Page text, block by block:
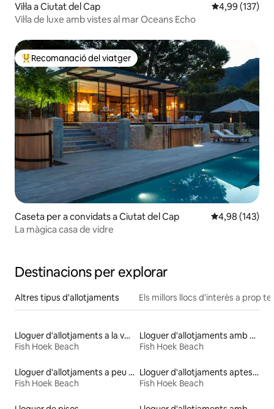
Vil·la a Ciutat del Cap 4,99 de
4,99 (137)
Vil·la de luxe amb vistes al mar Oceans Echo
Principals recomanacions dels viatgers
Recomanació del viatger
Caseta per a convidats a Ciutat del Cap 4,98 de
4,98 (143)
La màgica casa de vidre
Destinacions per explorar
Altres tipus d'allotjaments Els millors llocs d'interès a prop
Lloguer d'allotjaments a la vora de l'aigua
Fish Hoek Beach
Lloguer d'allotjaments amb piscina
Fish Hoek Beach
Lloguer d'allotjaments a peu de platja
Fish Hoek Beach
Lloguer d'allotjaments aptes per a famílies
Fish Hoek Beach